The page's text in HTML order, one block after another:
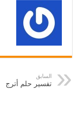
السابق
تفسير حلم أترج